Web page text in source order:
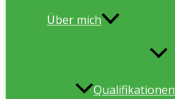
Über mich
Qualifikationen